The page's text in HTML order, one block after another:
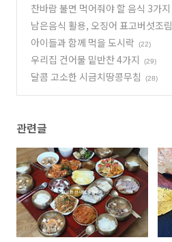
찬바람 불면 먹어줘야 할 음식 3가지
남은음식 활용, 오징어 표고버섯조림
아이들과 함께 먹을 도시락 (22)
우리집 건어물 밑반찬 4가지 (29)
달콤 고소한 시금치땅콩무침 (28)
관련글